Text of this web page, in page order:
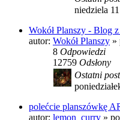
niedziela
Wokół Planszy - Blog
autor: Wokół Planszy »
8 Odpowiedzi
12759 Odsłony
Ostatni post
polećcie planszówkę
autor: lemon_curry »